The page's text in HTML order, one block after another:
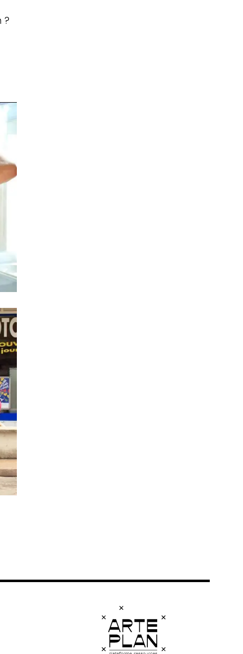
?